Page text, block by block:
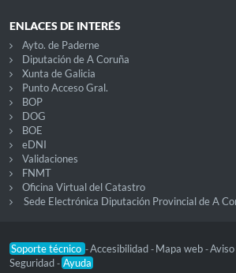
ENLACES DE INTERÉS
Ayto. de Paderne
Diputación de A Coruña
Xunta de Galicia
Punto Acceso Gral.
BOP
DOG
BOE
eDNI
Validaciones
FNMT
Oficina Virtual del Catastro
Sede Electrónica Diputación Provincial de A
Soporte técnico -Accesibilidad - Mapa web -
Seguridad - Ayuda